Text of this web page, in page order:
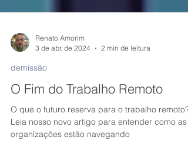
Renato Amorim
3 de abr. de 2024
2 min de leitura
demissão
O Fim do Trabalho Remoto